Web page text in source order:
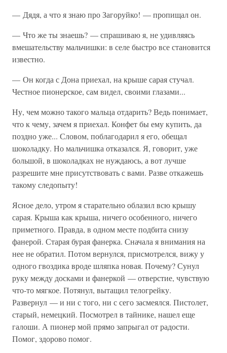
— Дядя, а что я знаю про Загоруйко! — пропищал он.
— Что же ты знаешь? — спрашиваю я, не удивляясь
вмешательству мальчишки: в селе быстро все становится
известно.
— Он когда с Дона приехал, на крыше сарая стучал.
Честное пионерское, сам видел, своими глазами...
Ну, чем можно такого мальца отдарить? Ведь понимает,
что к чему, зачем я приехал. Конфет бы ему купить, да
поздно уже... Словом, поблагодарил я его, обещал
шоколадку. Но мальчишка отказался. Я, говорит, уже
большой, в шоколадках не нуждаюсь, а вот лучше
разрешите мне присутствовать с вами. Разве откажешь
такому следопыту!
Ясное дело, утром я старательно облазил всю крышу
сарая. Крыша как крыша, ничего особенного, ничего
приметного. Правда, в одном месте подбита снизу
фанерой. Старая бурая фанерка. Сначала я внимания на
нее не обратил. Потом вернулся, присмотрелся, вижу у
одного гвоздика вроде шляпка новая. Почему? Сунул
руку между досками и фанеркой — отверстие, чувствую
что-то мягкое. Потянул, вытащил телогрейку.
Развернул — и ни с того, ни с сего засмеялся. Пистолет,
старый, немецкий. Посмотрел в тайнике, нашел еще
галоши. А пионер мой прямо запрыгал от радости.
Помог, здорово помог.